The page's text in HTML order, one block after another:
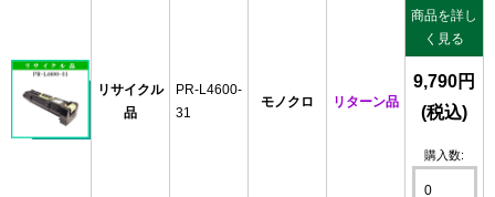
リサイクル
品
PR-L4600-
31
モノクロ リターン品
商品を詳し
く見る
9,790円
(税込)
購入数: